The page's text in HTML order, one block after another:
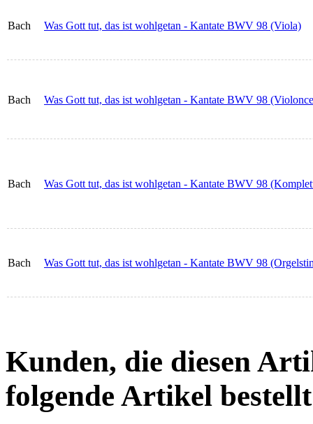
Bach Was Gott tut, das ist wohlgetan - Kantate BWV 98 (Viola)
Bach Was Gott tut, das ist wohlgetan - Kantate BWV 98
Bach Was Gott tut, das ist wohlgetan - Kantate BWV 98
Bach Was Gott tut, das ist wohlgetan - Kantate BWV 98
Kunden, die diesen
folgende Artikel